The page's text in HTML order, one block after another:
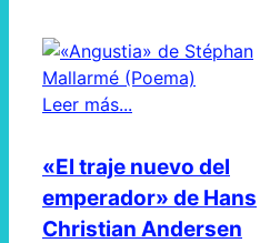
Leer más...
«El traje nuevo del
emperador» de Hans
Christian Andersen